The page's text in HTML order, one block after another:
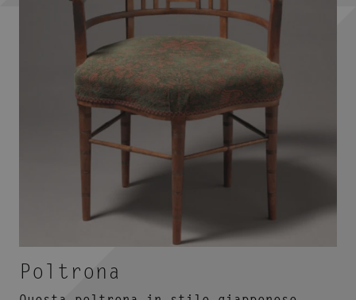
Poltrona